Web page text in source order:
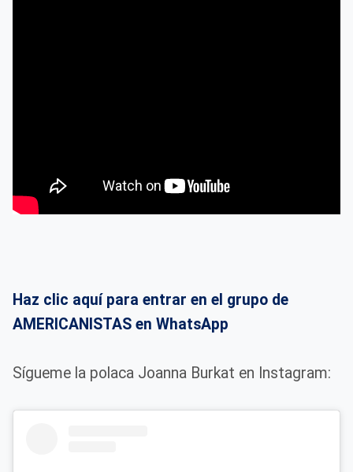
Haz clic aquí para entrar en el grupo de
AMERICANISTAS en WhatsApp
Sígueme la polaca Joanna Burkat en Instagram: